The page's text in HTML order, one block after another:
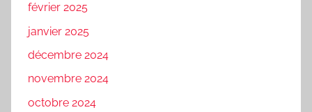
février 2025
janvier 2025
décembre 2024
novembre 2024
octobre 2024